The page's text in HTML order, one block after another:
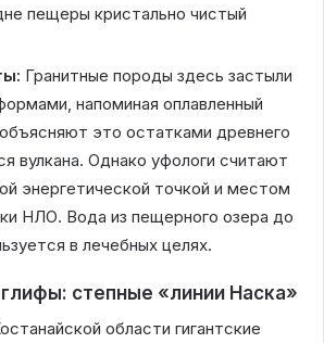
пещеры кристально чистый
Гранитные породы здесь застыли
напоминая оплавленный
это остатками древнего
вулкана. Однако уфологи считают
энергетической точкой и местом
НЛО. Вода из пещерного озера до
в лечебных целях.
степные «линии Наска»
области гигантские